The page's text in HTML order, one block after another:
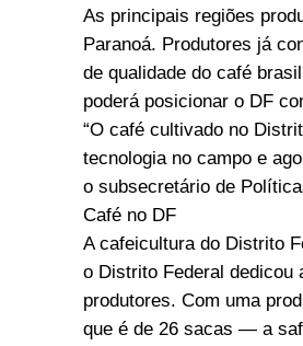
As principais regiões
Paranoá. Produtores já
de qualidade do café
poderá posicionar o DF
“O café cultivado no
tecnologia no campo e
o subsecretário de
Café no DF
A cafeicultura do Distrito
o Distrito Federal dedicou
produtores. Com uma
que é de 26 sacas — a